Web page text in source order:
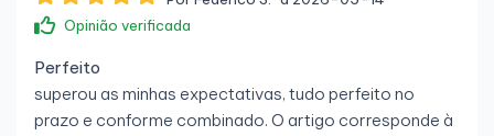
Opinião verificada
Perfeito
superou as minhas expectativas, tudo perfeito no
prazo e conforme combinado. O artigo corresponde à